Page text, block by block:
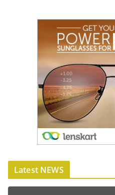
Latest NEWS